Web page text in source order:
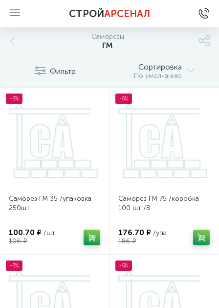
СТРОЙАРСЕНАЛ
Саморезы
ГМ
Фильтр Сортировка
По умолчанию
-5%
Саморез ГМ 35 /упаковка
250шт
100.70 ₽ /шт
106 ₽
-5%
Саморез ГМ 75 /коробка
100 шт /8
176.70 ₽ /упа
186 ₽
-5% -5%